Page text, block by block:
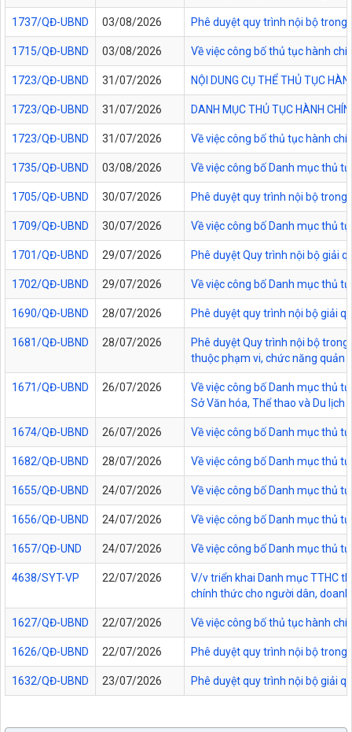
1737/QĐ-UBND 03/08/2026 Phê duyệt quy trình nội bộ
1715/QĐ-UBND 03/08/2026 Về việc công bố thủ tục hành
1723/QĐ-UBND 31/07/2026 NỘI DUNG CỤ THỂ THỦ TỤC
1723/QĐ-UBND 31/07/2026 DANH MỤC THỦ TỤC HÀNH
1723/QĐ-UBND 31/07/2026 Về việc công bố thủ tục hành
1735/QĐ-UBND 03/08/2026 Về việc công bố Danh mục thủ
1705/QĐ-UBND 30/07/2026 Phê duyệt quy trình nội bộ
1709/QĐ-UBND 30/07/2026 Về việc công bố Danh mục thủ
1701/QĐ-UBND 29/07/2026 Phê duyệt Quy trình nội bộ giải
1702/QĐ-UBND 29/07/2026 Về việc công bố Danh mục thủ
1690/QĐ-UBND 28/07/2026 Phê duyệt quy trình nội bộ giải
1681/QĐ-UBND 28/07/2026
Phê duyệt Quy trình nội bộ
thuộc phạm vi, chức năng quản
1671/QĐ-UBND 26/07/2026
Về việc công bố Danh mục thủ
Sở Văn hóa, Thể thao và Du lịch
1674/QĐ-UBND 26/07/2026 Về việc công bố Danh mục thủ
1682/QĐ-UBND 28/07/2026 Về việc công bố Danh mục thủ
1655/QĐ-UBND 24/07/2026 Về việc công bố Danh mục thủ
1656/QĐ-UBND 24/07/2026 Về việc công bố Danh mục thủ
1657/QĐ-UND 24/07/2026 Về việc công bố Danh mục thủ
4638/SYT-VP 22/07/2026
V/v triển khai Danh mục TTHC
chính thức cho người dân,
1627/QĐ-UBND 22/07/2026 Về việc công bố thủ tục hành
1626/QĐ-UBND 22/07/2026 Phê duyệt quy trình nội bộ trong
1632/QĐ-UBND 23/07/2026 Phê duyệt quy trình nội bộ giải